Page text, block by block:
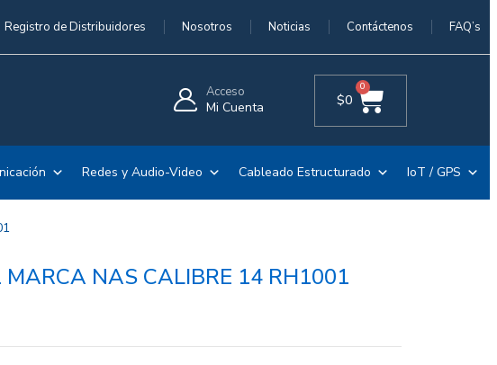
Registro de Distribuidores Nosotros Noticias Contáctenos FAQ’s
Acceso
Mi Cuenta $0
0
Redes y Audio-Video Cableado Estructurado IoT / GPS
MARCA NAS CALIBRE 14 RH1001